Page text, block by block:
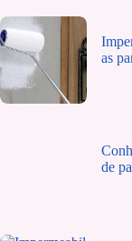
as
de